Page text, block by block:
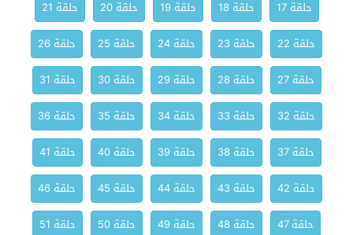
حلقة 17
حلقة 18 حلقة 19 حلقة 20
حلقة 21
حلقة 22
حلقة 23 حلقة 24 حلقة 25
حلقة 26
حلقة 27
حلقة 28 حلقة 29 حلقة 30
حلقة 31
حلقة 32
حلقة 33 حلقة 34 حلقة 35
حلقة 36
حلقة 37
حلقة 38 حلقة 39 حلقة 40
حلقة 41
حلقة 42
حلقة 43 حلقة 44 حلقة 45
حلقة 46
حلقة 47
حلقة 48 حلقة 49 حلقة 50
حلقة 51